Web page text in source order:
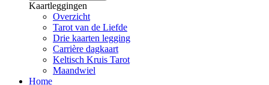
Kaartleggingen
Overzicht
Tarot van de Liefde
Drie kaarten legging
Carrière dagkaart
Keltisch Kruis Tarot
Maandwiel
Home